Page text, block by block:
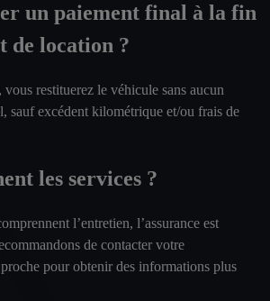
un paiement final à la fin
de location ?
restituerez le véhicule sans aucun
sauf excédent kilométrique et/ou frais de
les services ?
l’entretien, l’assurance est
de contacter votre
pour obtenir des informations plus